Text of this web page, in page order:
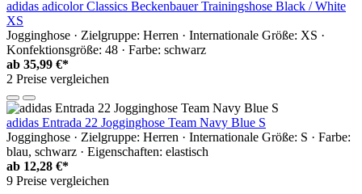
adidas adicolor Classics Beckenbauer Trainingshose Black / White
XS
Jogginghose · Zielgruppe: Herren · Internationale Größe: XS ·
Konfektionsgröße: 48 · Farbe: schwarz
ab 35,99 €*
2 Preise vergleichen
adidas Entrada 22 Jogginghose Team Navy Blue S
Jogginghose · Zielgruppe: Herren · Internationale Größe: S · Farbe:
blau, schwarz · Eigenschaften: elastisch
ab 12,28 €*
9 Preise vergleichen